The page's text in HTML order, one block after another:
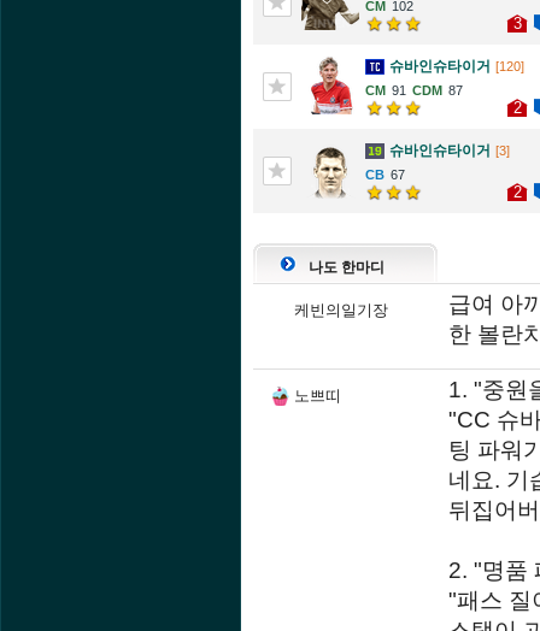
102
3
슈바인슈타이거 [120]
91
87
2
슈바인슈타이거 [3]
67
2
나도 한마디
케빈의일기장
급여 아
한 볼란
노쁘띠
1. "중원
"CC 슈
팅 파워
네요. 기
뒤집어
2. "명품
"패스 질